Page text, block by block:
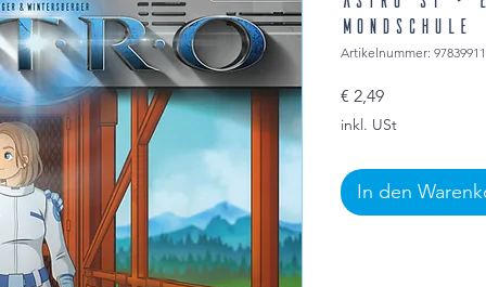
Mondschule
Artikelnummer:
€ 2,49Preis
inkl. USt
In den